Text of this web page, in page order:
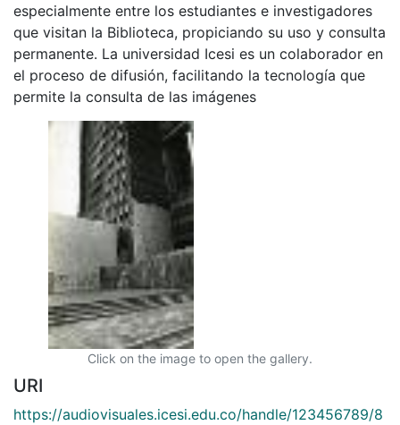
especialmente entre los estudiantes e investigadores
que visitan la Biblioteca, propiciando su uso y consulta
permanente. La universidad Icesi es un colaborador en
el proceso de difusión, facilitando la tecnología que
permite la consulta de las imágenes
Click on the image to open the gallery.
URI
https://audiovisuales.icesi.edu.co/handle/123456789/8